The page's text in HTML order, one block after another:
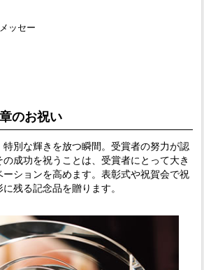
ッセー
のお祝い
別な輝きを放つ瞬間。受賞者の努力が認
成功を祝うことは、受賞者にとって大き
ーションを高めます。表彰式や祝賀会で祝
残る記念品を贈ります。